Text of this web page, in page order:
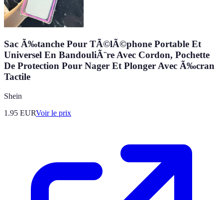
Sac Ã‰tanche Pour TÃ©lÃ©phone Portable Et
Universel En BandouliÃ¨re Avec Cordon, Pochette
De Protection Pour Nager Et Plonger Avec Ã‰cran
Tactile
Shein
1.95 EURVoir le prix